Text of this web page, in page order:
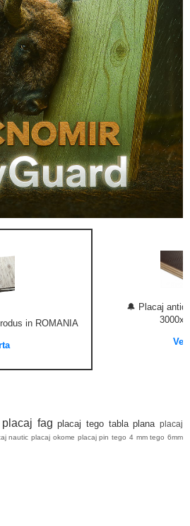
in ROMANIA
🔔 Placaj
placaj fag placaj tego tabla plana placaj
nautic placaj okome placaj pin tego 4 mm tego 6mm